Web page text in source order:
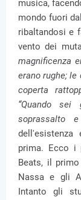
musica,
mondo fuori
ribaltandosi e
vento dei
magnificenza
erano rughe;
coperta
“Quando
soprassalto
prima. Ecco i
Beats, il
Nassa e gli
Intanto gli